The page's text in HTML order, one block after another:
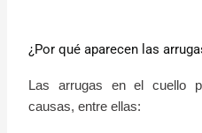
¿Por qué aparecen las
Las arrugas en el cuello
causas, entre ellas: